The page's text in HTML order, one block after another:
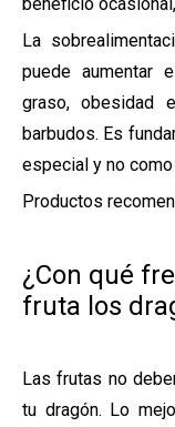
La
puede aumentar
graso, obesidad
barbudos. Es
especial y no
Productos
¿Con qué
fruta los
Las frutas no
tu dragón. Lo